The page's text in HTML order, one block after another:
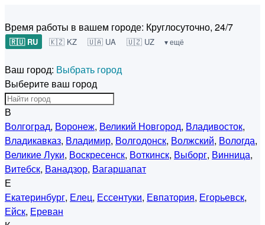
Время работы в вашем городе: Круглосуточно, 24/7
🇷🇺 RU 🇰🇿 KZ 🇺🇦 UA 🇺🇿 UZ ▾ ещё
Ваш город: Выбрать город
Выберите ваш город
В
Волгоград, Воронеж, Великий Новгород, Владивосток,
Владикавказ, Владимир, Волгодонск, Волжский, Вологда,
Великие Луки, Воскресенск, Воткинск, Выборг, Винница,
Витебск, Ванадзор, Вагаршапат
Е
Екатеринбург, Елец, Ессентуки, Евпатория, Егорьевск,
Ейск, Ереван